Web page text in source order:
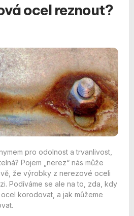
ocel reznout?
pro odolnost a trvanlivost,
Pojem „nerez“ nás může
že výrobky z nerezové oceli
Podíváme se ale na to, zda, kdy
korodovat, a jak můžeme